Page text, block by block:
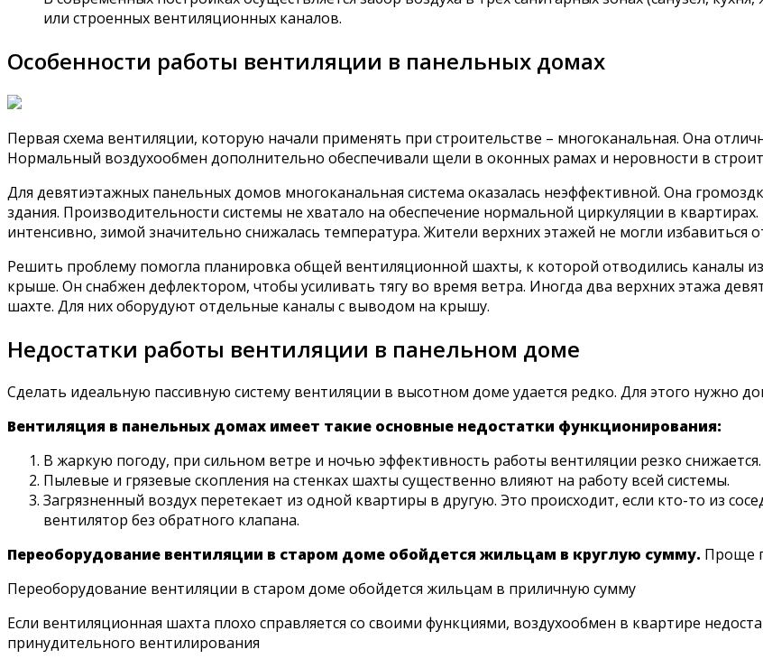
или строенных вентиляционных каналов.
Особенности работы вентиляции в панельных домах
Первая схема вентиляции, которую начали применять при строительстве – многоканальная. Она
Нормальный воздухообмен дополнительно обеспечивали щели в оконных рамах и неровности в
Для девятиэтажных панельных домов многоканальная система оказалась неэффективной. Она
здания. Производительности системы не хватало на обеспечение нормальной циркуляции в
интенсивно, зимой значительно снижалась температура. Жители верхних этажей не могли избавиться
Решить проблему помогла планировка общей вентиляционной шахты, к которой отводились каналы
крыше. Он снабжен дефлектором, чтобы усиливать тягу во время ветра. Иногда два верхних этажа
шахте. Для них оборудуют отдельные каналы с выводом на крышу.
Недостатки работы вентиляции в панельном доме
Сделать идеальную пассивную систему вентиляции в высотном доме удается редко. Для этого нужно
Вентиляция в панельных домах имеет такие основные недостатки функционирования:
В жаркую погоду, при сильном ветре и ночью эффективность работы вентиляции резко снижается.
Пылевые и грязевые скопления на стенках шахты существенно влияют на работу всей системы.
Загрязненный воздух перетекает из одной квартиры в другую. Это происходит, если кто-то из
вентилятор без обратного клапана.
Переоборудование вентиляции в старом доме обойдется жильцам в круглую сумму. Проще
Переоборудование вентиляции в старом доме обойдется жильцам в приличную сумму
Если вентиляционная шахта плохо справляется со своими функциями, воздухообмен в квартире
принудительного вентилирования